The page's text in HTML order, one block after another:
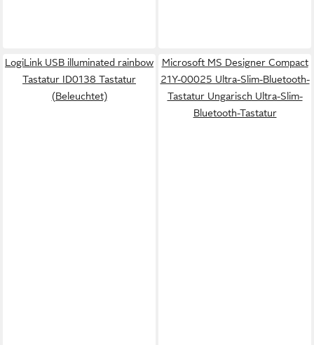
LogiLink USB illuminated rainbow
Tastatur ID0138 Tastatur
(Beleuchtet)
Microsoft MS Designer Compact
21Y-00025 Ultra-Slim-Bluetooth-
Tastatur Ungarisch Ultra-Slim-
Bluetooth-Tastatur